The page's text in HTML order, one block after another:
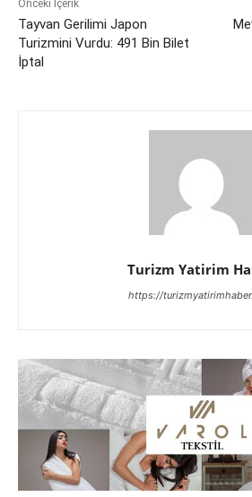
Önceki İçerik
Tayvan Gerilimi Japon
Turizmini Vurdu: 491 Bin Bilet
İptal
Turizm Yatirim
https://